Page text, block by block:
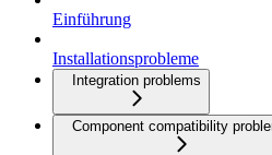
Einführung
Installationsprobleme
Integration problems
Component compatibility